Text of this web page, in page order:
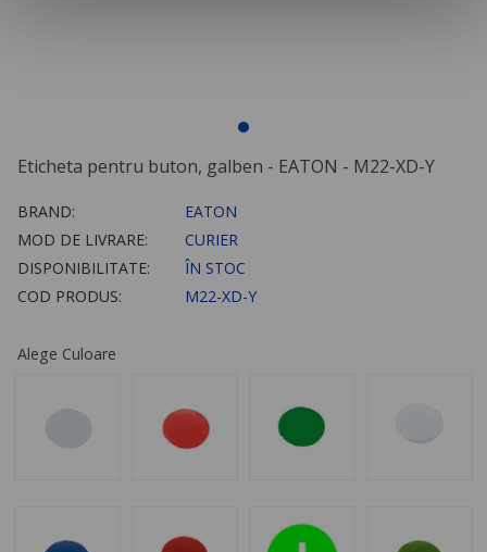
Eticheta pentru buton, galben - EATON - M22-XD-Y
BRAND:
EATON
MOD DE LIVRARE:
CURIER
DISPONIBILITATE:
ÎN STOC
COD PRODUS:
M22-XD-Y
Alege Culoare